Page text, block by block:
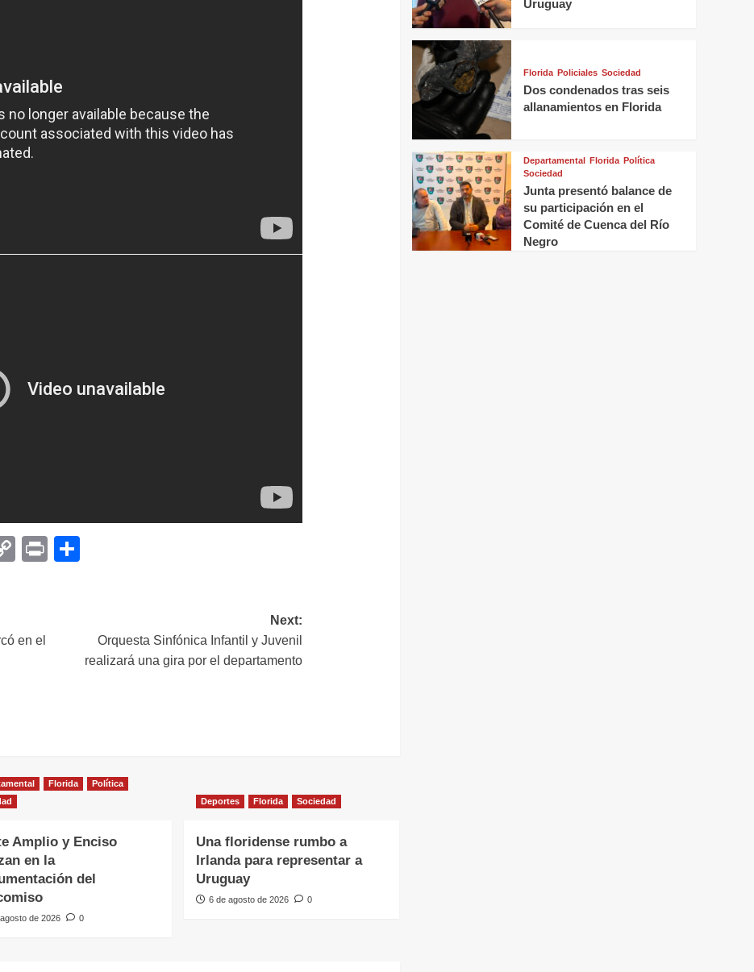
CopyPrint
en el
Next:
Orquesta Sinfónica Infantil y Juvenil
realizará una gira por el departamento
Florida
Política
Amplio y Enciso
en la
del
de 2026 0
Deportes Florida Sociedad
Una floridense rumbo a
Irlanda para representar a
Uruguay
6 de agosto de 2026 0
Uruguay
Florida Policiales Sociedad
Dos condenados tras seis
allanamientos en Florida
Departamental Florida Política
Sociedad
Junta presentó balance de
su participación en el
Comité de Cuenca del Río
Negro